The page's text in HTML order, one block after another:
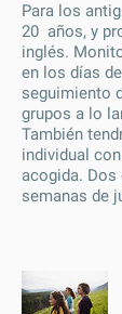
Para los
20 años, y
inglés.
en los días
seguimiento
grupos a lo
También
individual
acogida.
semanas de